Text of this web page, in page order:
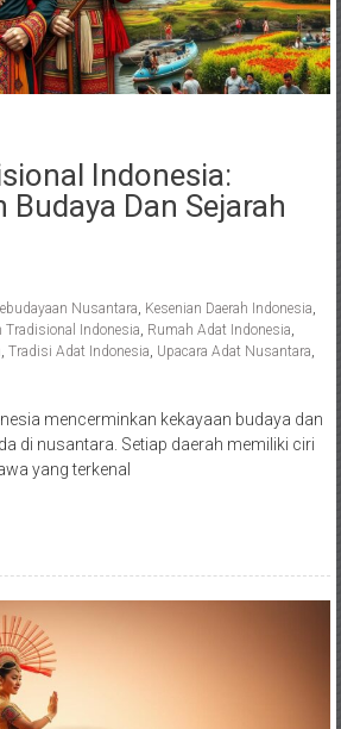
Indonesia:
Budaya Dan Sejarah
Nusantara, Kesenian Daerah Indonesia,
Tradisional Indonesia, Rumah Adat Indonesia,
, Tradisi Adat Indonesia, Upacara Adat Nusantara,
mencerminkan kekayaan budaya dan
di nusantara. Setiap daerah memiliki ciri
yang terkenal